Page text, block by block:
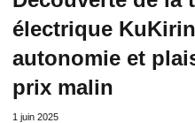
électrique
autonomie et
prix malin
1 juin 2025